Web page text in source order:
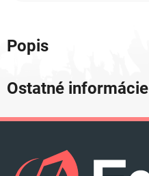
Popis
Ostatné informácie